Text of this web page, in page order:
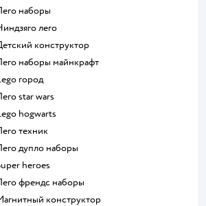
Лего наборы
Ниндзяго лего
Детский конструктор
Лего наборы майнкрафт
Lego город
Лего star wars
Lego hogwarts
Лего техник
Лего дупло наборы
Super heroes
Лего френдс наборы
Магнитный конструктор